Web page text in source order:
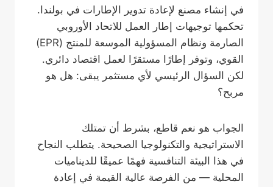
في إنشاء مصنع لإعادة تدوير الإطارات في بولندا.
تحكمها توجيهات إطار العمل للاتحاد الأوروبي
الصارمة ونظام المسؤولية الموسعة للمنتج (EPR)
القوي، وتوفر إطارًا مستقرًا لعمل اقتصاد دائري.
لكن السؤال الرئيسي لأي مستثمر يبقى: هل هو
مربح؟
الجواب هو نعم قاطع، بشرط أن تمتلك
الاستراتيجية والتكنولوجيا الصحيحة. يتطلب النجاح
في هذا البيئة التنافسية فهمًا عميقًا للديناميات
المحلية — من الفرصة عالية القيمة في إعادة